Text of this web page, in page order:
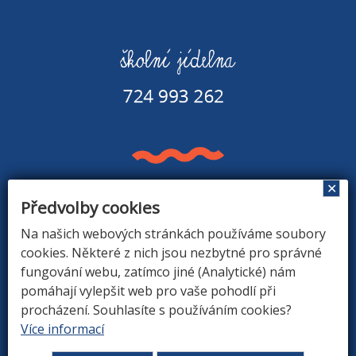
Základní škola a Mateřská škola v Rapšachu
378 07 Rapšach 290
GPS souřadnice: 48.8779183N, 14.9374494E
ÚVOD|O ŠKOLE|ZÁKLADNÍ ŠKOLA|MATEŘSKÁ
ŠKOLA
Předvolby cookies
Na našich webových stránkách používáme soubory
cookies. Některé z nich jsou nezbytné pro správné
fungování webu, zatímco jiné (Analytické) nám
pomáhají vylepšit web pro vaše pohodlí při
procházení. Souhlasíte s používáním cookies?
Více informací
✕